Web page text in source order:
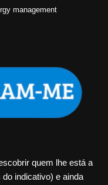
management
quem lhe está a
indicativo) e ainda